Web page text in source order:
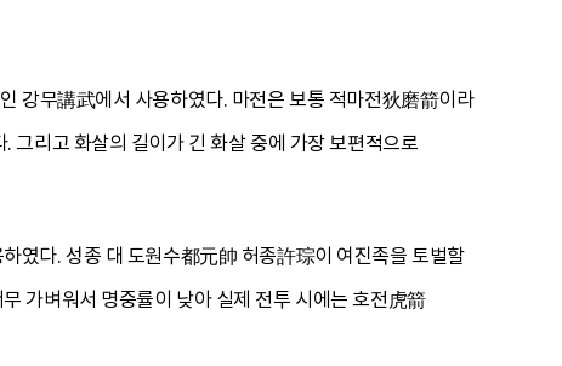
강무講武에서 사용하였다. 마전은 보통 적마전狄磨箭이라
그리고 화살의 길이가 긴 화살 중에 가장 보편적으로
였다. 성종 대 도원수都元帥 허종許琮이 여진족을 토벌할
가벼워서 명중률이 낮아 실제 전투 시에는 호전虎箭